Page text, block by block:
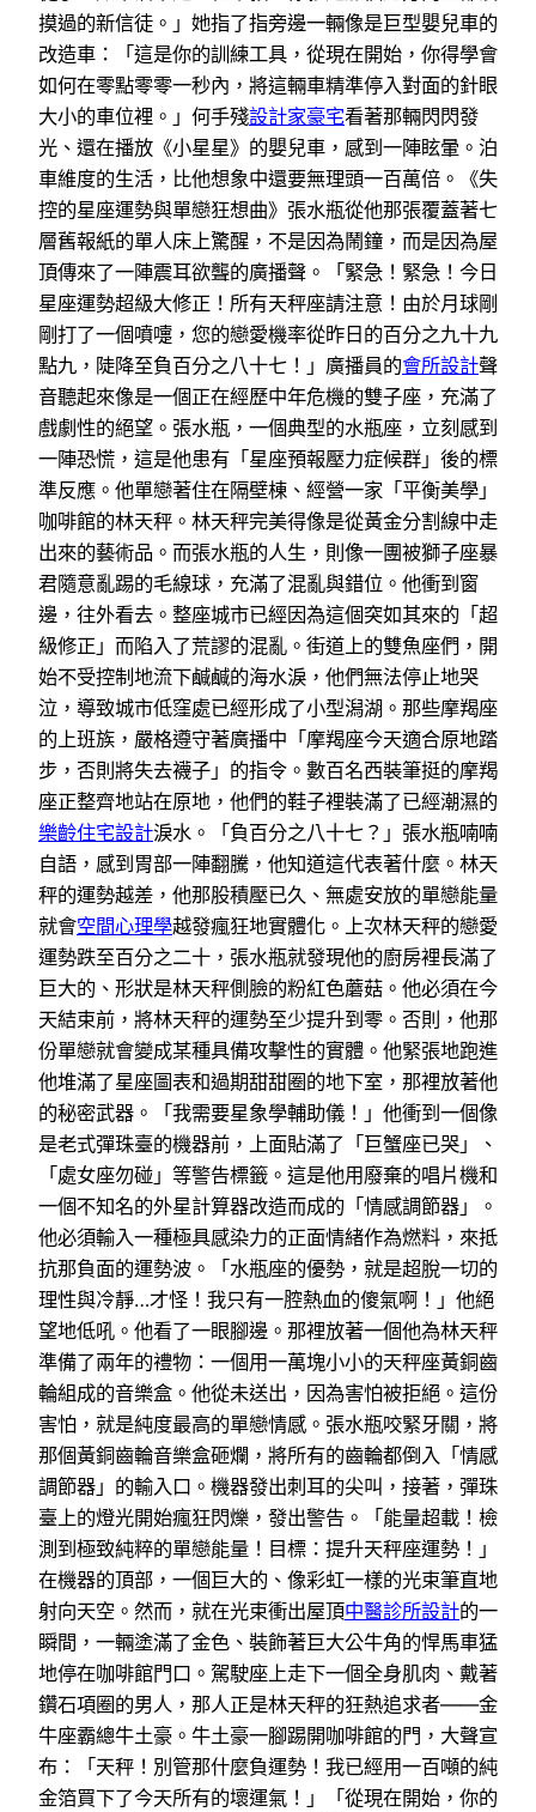
摸過的新信徒。」她指了指旁邊一輛像是巨型嬰兒車的
改造車：「這是你的訓練工具，從現在開始，你得學會
如何在零點零零一秒內，將這輛車精準停入對面的針眼
大小的車位裡。」何手殘設計家豪宅看著那輛閃閃發
光、還在播放《小星星》的嬰兒車，感到一陣眩暈。泊
車維度的生活，比他想象中還要無理頭一百萬倍。《失
控的星座運勢與單戀狂想曲》張水瓶從他那張覆蓋著七
層舊報紙的單人床上驚醒，不是因為鬧鐘，而是因為屋
頂傳來了一陣震耳欲聾的廣播聲。「緊急！緊急！今日
星座運勢超級大修正！所有天秤座請注意！由於月球剛
剛打了一個噴嚏，您的戀愛機率從昨日的百分之九十九
點九，陡降至負百分之八十七！」廣播員的會所設計聲
音聽起來像是一個正在經歷中年危機的雙子座，充滿了
戲劇性的絕望。張水瓶，一個典型的水瓶座，立刻感到
一陣恐慌，這是他患有「星座預報壓力症候群」後的標
準反應。他單戀著住在隔壁棟、經營一家「平衡美學」
咖啡館的林天秤。林天秤完美得像是從黃金分割線中走
出來的藝術品。而張水瓶的人生，則像一團被獅子座暴
君隨意亂踢的毛線球，充滿了混亂與錯位。他衝到窗
邊，往外看去。整座城市已經因為這個突如其來的「超
級修正」而陷入了荒謬的混亂。街道上的雙魚座們，開
始不受控制地流下鹹鹹的海水淚，他們無法停止地哭
泣，導致城市低窪處已經形成了小型潟湖。那些摩羯座
的上班族，嚴格遵守著廣播中「摩羯座今天適合原地踏
步，否則將失去襪子」的指令。數百名西裝筆挺的摩羯
座正整齊地站在原地，他們的鞋子裡裝滿了已經潮濕的
樂齡住宅設計淚水。「負百分之八十七？」張水瓶喃喃
自語，感到胃部一陣翻騰，他知道這代表著什麼。林天
秤的運勢越差，他那股積壓已久、無處安放的單戀能量
就會空間心理學越發瘋狂地實體化。上次林天秤的戀愛
運勢跌至百分之二十，張水瓶就發現他的廚房裡長滿了
巨大的、形狀是林天秤側臉的粉紅色蘑菇。他必須在今
天結束前，將林天秤的運勢至少提升到零。否則，他那
份單戀就會變成某種具備攻擊性的實體。他緊張地跑進
他堆滿了星座圖表和過期甜甜圈的地下室，那裡放著他
的秘密武器。「我需要星象學輔助儀！」他衝到一個像
是老式彈珠臺的機器前，上面貼滿了「巨蟹座已哭」、
「處女座勿碰」等警告標籤。這是他用廢棄的唱片機和
一個不知名的外星計算器改造而成的「情感調節器」。
他必須輸入一種極具感染力的正面情緒作為燃料，來抵
抗那負面的運勢波。「水瓶座的優勢，就是超脫一切的
理性與冷靜…才怪！我只有一腔熱血的傻氣啊！」他絕
望地低吼。他看了一眼腳邊。那裡放著一個他為林天秤
準備了兩年的禮物：一個用一萬塊小小的天秤座黃銅齒
輪組成的音樂盒。他從未送出，因為害怕被拒絕。這份
害怕，就是純度最高的單戀情感。張水瓶咬緊牙關，將
那個黃銅齒輪音樂盒砸爛，將所有的齒輪都倒入「情感
調節器」的輸入口。機器發出刺耳的尖叫，接著，彈珠
臺上的燈光開始瘋狂閃爍，發出警告。「能量超載！檢
測到極致純粹的單戀能量！目標：提升天秤座運勢！」
在機器的頂部，一個巨大的、像彩虹一樣的光束筆直地
射向天空。然而，就在光束衝出屋頂中醫診所設計的一
瞬間，一輛塗滿了金色、裝飾著巨大公牛角的悍馬車猛
地停在咖啡館門口。駕駛座上走下一個全身肌肉、戴著
鑽石項圈的男人，那人正是林天秤的狂熱追求者——金
牛座霸總牛土豪。牛土豪一腳踢開咖啡館的門，大聲宣
布：「天秤！別管那什麼負運勢！我已經用一百噸的純
金箔買下了今天所有的壞運氣！」「從現在開始，你的